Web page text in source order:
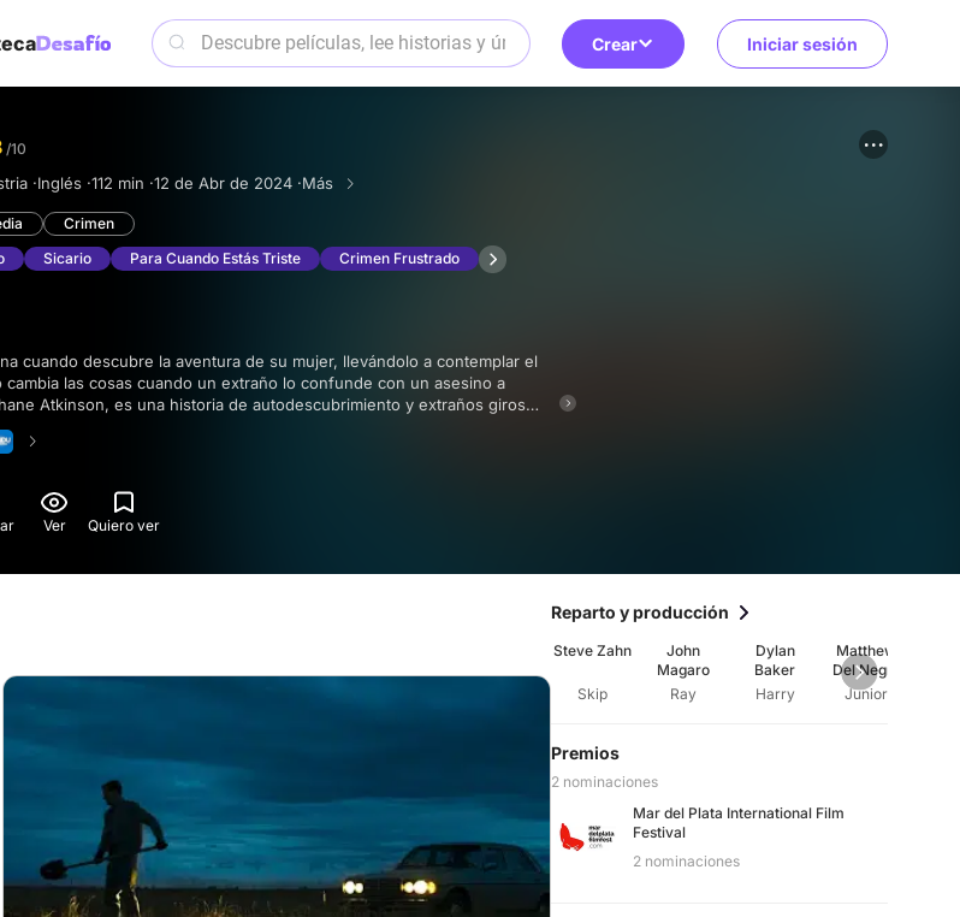
Crear Iniciar sesión
/10
·Inglés ·112 min ·12 de Abr de 2024 ·Más
Crimen
Sicario Para Cuando Estás Triste Crimen Frustrado
las cosas cuando un extraño lo confunde con un asesino a
Atkinson, es una historia de autodescubrimiento y extraños giros
la naturaleza impredecible de la vida.
Ver Quiero ver
# Wéstern # Película de carretera # Suspenso
Reparto y producción
Steve Zahn
Skip
John
Magaro
Ray
Dylan
Baker
Harry
Matthew
Del Negro
Junior
Premios
2 nominaciones
Mar del Plata International Film
Festival
2 nominaciones